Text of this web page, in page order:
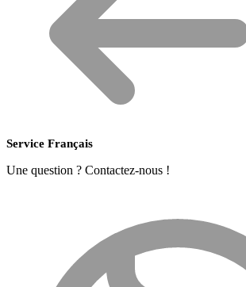
Service Français
Une question ? Contactez-nous !